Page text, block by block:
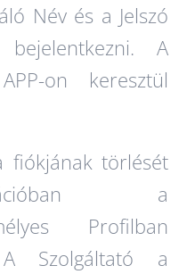
Név és a Jelszó
A
on keresztül
fiókjának törlését
a
Profilban
A Szolgáltató a